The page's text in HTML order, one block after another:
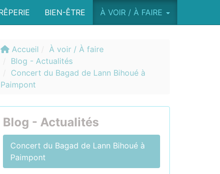
BIEN-ÊTRE À VOIR / À FAIRE
Accueil
À voir / À faire
Blog - Actualités
Concert du Bagad de Lann Bihoué à
Paimpont
Blog - Actualités
Concert du Bagad de Lann Bihoué à
Paimpont